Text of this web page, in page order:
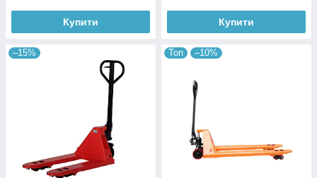
Купити Купити
–15% Топ –10%